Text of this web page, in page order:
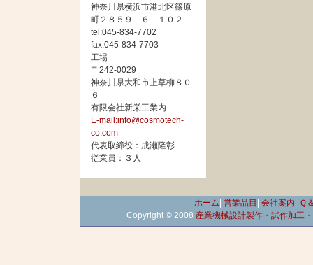
神奈川県横浜市港北区篠原
町２８５９－６－１０２
tel:045-834-7702
fax:045-834-7703
工場
〒242-0029
神奈川県大和市上草柳８０
６
有限会社新栄工業内
E-mail:info@cosmotech-
co.com
代表取締役：成瀬隆彰
従業員：３人
ホーム 営業品目 会社案内
Ｑ
Copyright © 2008 産業機械設計製作・試作加工